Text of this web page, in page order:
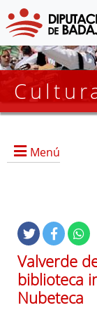
Menú
Portada
Información
Objetivos
Marcos
Referencias
Valverde
biblioteca
Nubeteca